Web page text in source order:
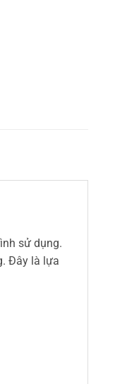
sử dụng.
Đây là lựa